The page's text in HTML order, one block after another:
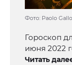
Фото: Paolo
Гороскоп
июня 2022
Читать